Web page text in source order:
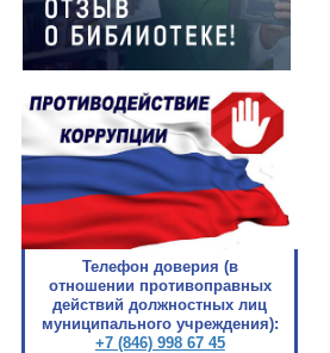
Телефон доверия (в
отношении противоправных
действий должностных лиц
муниципального учреждения):
+7 (846) 998 67 45